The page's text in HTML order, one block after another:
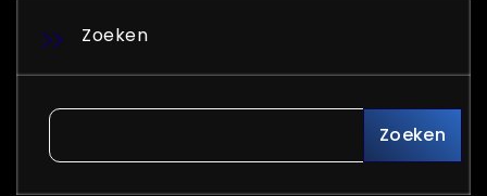
Zoeken
Zoeken